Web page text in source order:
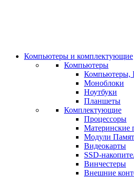
Компьютеры и комплектующие
Компьютеры
Компьютеры,
Моноблоки
Ноутбуки
Планшеты
Комплектующие
Процессоры
Материнские
Модули
Видеокарты
SSD-
Винчестеры
Внешние